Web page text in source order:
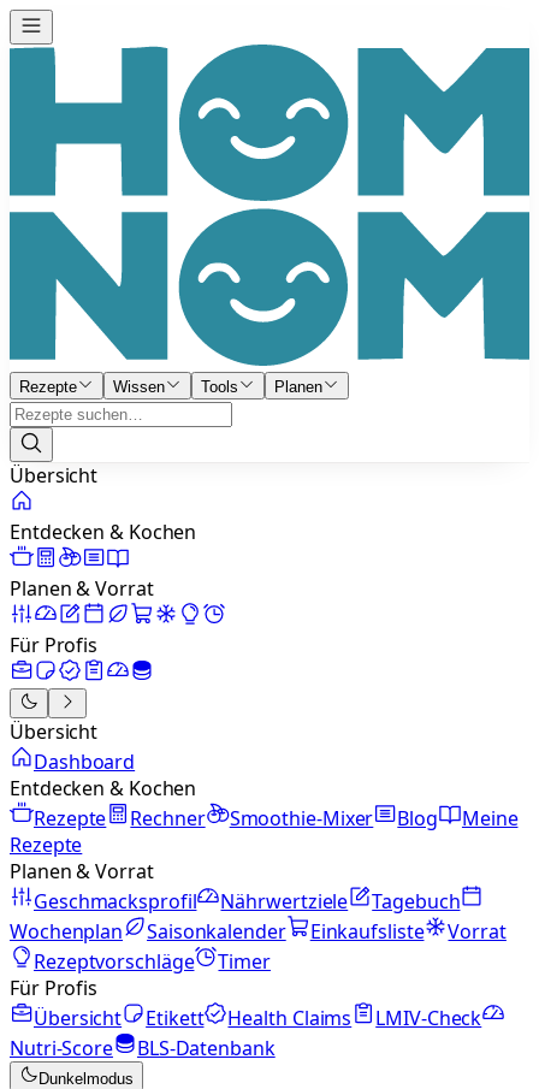
Rezepte Wissen Tools Planen
Übersicht
Entdecken & Kochen
Planen & Vorrat
Für Profis
Übersicht
Dashboard
Entdecken & Kochen
Rezepte
Rechner Smoothie-Mixer Blog
Meine
Rezepte
Planen & Vorrat
Geschmacksprofil
Nährwertziele
Tagebuch
Wochenplan
Saisonkalender Einkaufsliste
Vorrat
Rezeptvorschläge
Timer
Für Profis
Übersicht
Etikett Health Claims
LMIV-Check
Nutri-Score
BLS-Datenbank
Dunkelmodus